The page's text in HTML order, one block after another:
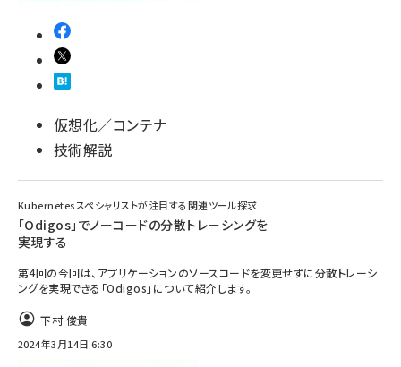
仮想化／コンテナ
技術解説
Kubernetesスペシャリストが注目する関連ツール探求
「Odigos」でノーコードの分散トレーシングを
実現する
第4回の今回は、アプリケーションのソースコードを変更せずに分散トレーシ
ングを実現できる「Odigos」について紹介します。
下村 俊貴
2024年3月14日 6:30